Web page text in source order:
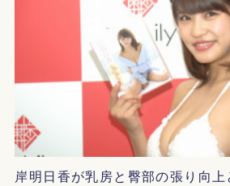
岸明日香が乳房と臀部の張り向